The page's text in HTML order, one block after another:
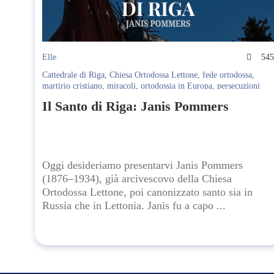
Elle
545
Cattedrale di Riga, Chiesa Ortodossa Lettone, fede ortodossa,
martirio cristiano, miracoli, ortodossia in Europa, persecuzioni
ortodossi,spiritualità,storia della Lettonia,storia ecclesiastica
Il Santo di Riga: Janis Pommers
Oggi desideriamo presentarvi Janis Pommers
(1876–1934), già arcivescovo della Chiesa
Ortodossa Lettone, poi canonizzato santo sia in
Russia che in Lettonia. Janis fu a capo ...